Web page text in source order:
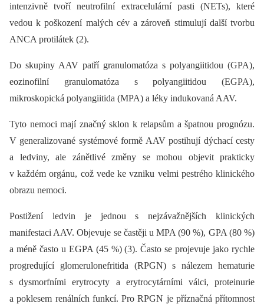
intenzivně tvoří neutrofilní extracelulární pasti (NETs), které
vedou k poškození malých cév a zároveň stimulují další tvorbu
ANCA protilátek (2).
Do skupiny AAV patří granulomatóza s polyangiitidou (GPA),
eozinofilní granulomatóza s polyangiitidou (EGPA),
mikroskopická polyangiitida (MPA) a léky indukovaná AAV.
Tyto nemoci mají značný sklon k relapsům a špatnou prognózu.
V generalizované systémové formě AAV postihují dýchací cesty
a ledviny, ale zánětlivé změny se mohou objevit prakticky
v každém orgánu, což vede ke vzniku velmi pestrého klinického
obrazu nemoci.
Postižení ledvin je jednou s nejzávažnějších klinických
manifestaci AAV. Objevuje se častěji u MPA (90 %), GPA (80 %)
a méně často u EGPA (45 %) (3). Často se projevuje jako rychle
progredující glomerulonefritida (RPGN) s nálezem hematurie
s dysmorfními erytrocyty a erytrocytárními válci, proteinurie
a poklesem renálních funkcí. Pro RPGN je příznačná přítomnost